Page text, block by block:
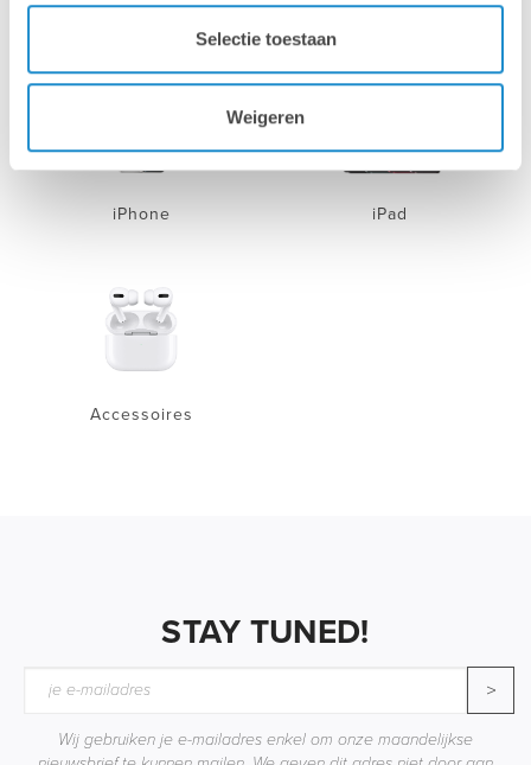
Selectie toestaan
Weigeren
Mac MacBook
iPhone iPad
Accessoires
STAY TUNED!
>
Wij gebruiken je e-mailadres enkel om onze maandelijkse